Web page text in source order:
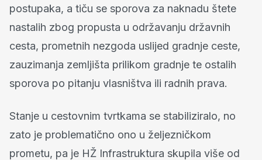
postupaka, a tiču ​​se sporova za naknadu štete
nastalih zbog propusta u održavanju državnih
cesta, prometnih nezgoda uslijed gradnje ceste,
zauzimanja zemljišta prilikom gradnje te ostalih
sporova po pitanju vlasništva ili radnih prava.
Stanje u cestovnim tvrtkama se stabiliziralo, no
zato je problematično ono u željezničkom
prometu, pa je HŽ Infrastruktura skupila više od